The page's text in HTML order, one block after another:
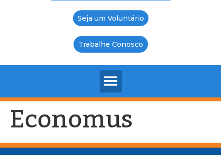
Seja um Voluntário
Trabalhe Conosco
Economus